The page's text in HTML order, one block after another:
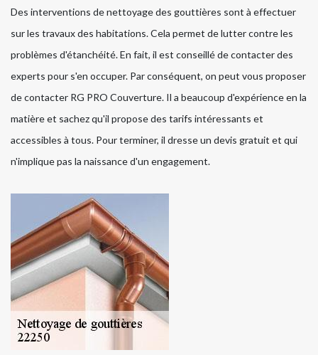
Des interventions de nettoyage des gouttières sont à effectuer
sur les travaux des habitations. Cela permet de lutter contre les
problèmes d'étanchéité. En fait, il est conseillé de contacter des
experts pour s'en occuper. Par conséquent, on peut vous proposer
de contacter RG PRO Couverture. Il a beaucoup d'expérience en la
matière et sachez qu'il propose des tarifs intéressants et
accessibles à tous. Pour terminer, il dresse un devis gratuit et qui
n'implique pas la naissance d'un engagement.